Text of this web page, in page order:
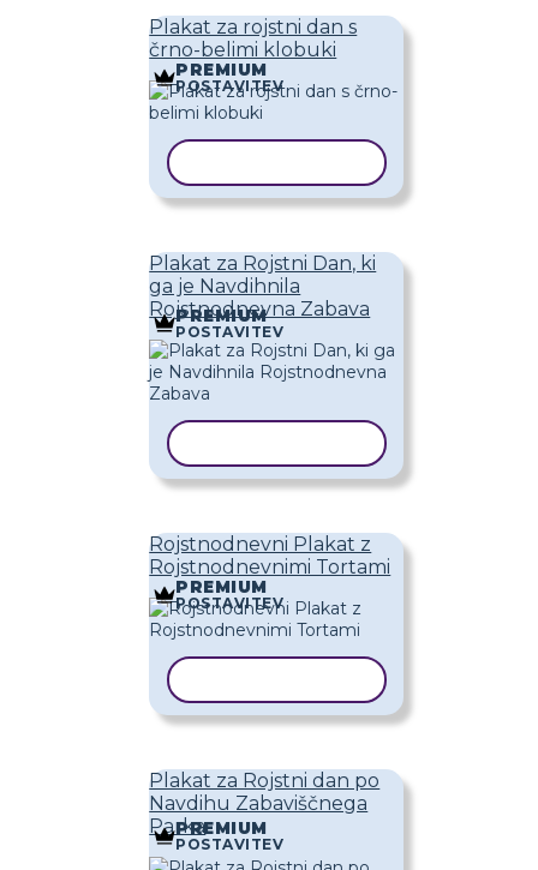
Plakat za rojstni dan s
črno-belimi klobuki
PREMIUM
POSTAVITEV
Plakat za Rojstni Dan, ki
ga je Navdihnila
Rojstnodnevna Zabava
PREMIUM
POSTAVITEV
Rojstnodnevni Plakat z
Rojstnodnevnimi Tortami
PREMIUM
POSTAVITEV
Plakat za Rojstni dan po
Navdihu Zabaviščnega
ParkaPREMIUM
POSTAVITEV